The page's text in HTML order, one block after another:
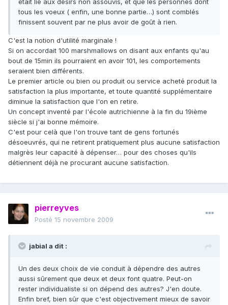
était lié aux désirs non assouvis, et que les personnes dont
tous les voeux ( enfin, une bonne partie…) sont comblés
finissent souvent par ne plus avoir de goût à rien.
C'est la notion d'utilité marginale !
Si on accordait 100 marshmallows on disant aux enfants qu'au
bout de 15min ils pourraient en avoir 101, les comportements
seraient bien différents.
Le premier article ou bien ou produit ou service acheté produit la
satisfaction la plus importante, et toute quantité supplémentaire
diminue la satisfaction que l'on en retire.
Un concept inventé par l'école autrichienne à la fin du 19ième
siècle si j'ai bonne mémoire.
C'est pour celà que l'on trouve tant de gens fortunés
désoeuvrés, qui ne retirent pratiquement plus aucune satisfaction
malgrès leur capacité à dépenser… pour des choses qu'ils
détiennent déjà ne procurant aucune satisfaction.
pierreyves
Posté 15 novembre 2009
jabial a dit :
Un des deux choix de vie conduit à dépendre des autres
aussi sûrement que deux et deux font quatre. Peut-on
rester individualiste si on dépend des autres? J'en doute.
Enfin bref, bien sûr que c'est objectivement mieux de savoir